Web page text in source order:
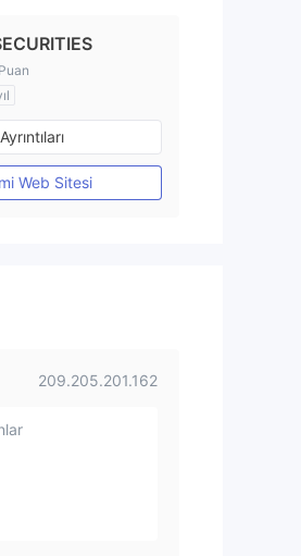
Puan
Düzenleyici Ülke/Bölge: Avustralya
(MM)
Lisans
Ayrıntıları
Web Sitesi
209.205.201.162